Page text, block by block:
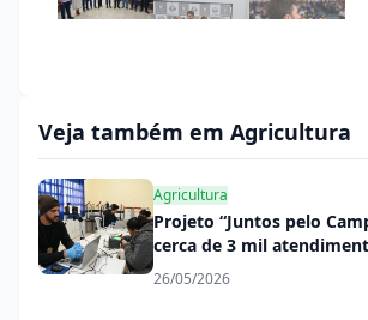
Veja também em Agricultura
Agricultura
Projeto “Juntos pelo
cerca de 3 mil
Complexo Santo Antônio
26/05/2026